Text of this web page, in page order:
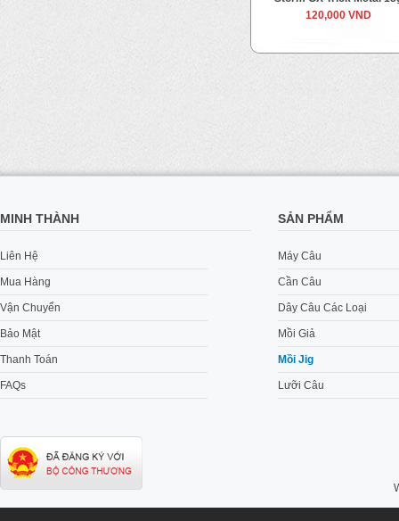
MINH THÀNH
Liên Hệ
Mua Hàng
Vận Chuyển
Bảo Mật
Thanh Toán
FAQs
SẢN PHẨM
Máy Câu
Cần Câu
Dây Câu Các Loại
Mồi Giả
Mồi Jig
Lưỡi Câu